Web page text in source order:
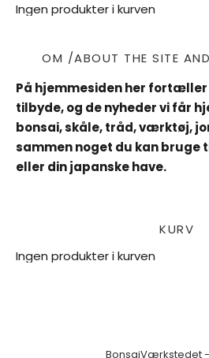
Ingen produkter i kurven
OM /ABOUT THE SITE
På hjemmesiden her fortæller
tilbyde, og de nyheder vi får
bonsai, skåle, tråd, værktøj,
sammen noget du kan bruge
eller din japanske have.
KURV
Ingen produkter i kurven
BonsaiVærkstedet